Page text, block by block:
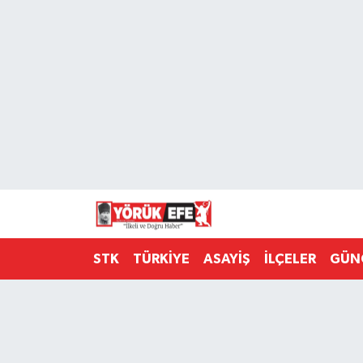
STK TÜRKİYE ASAYİŞ İLÇELER
Süper Lig Puan Durumu ve Fikstür
Tüm Manşetler